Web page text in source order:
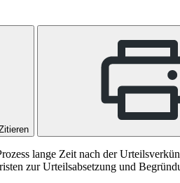
lange Zeit nach der
zur Urteilsabsetzung und